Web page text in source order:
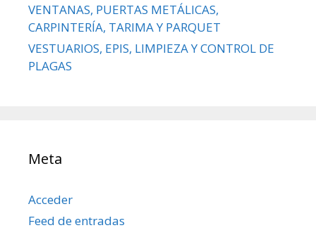
VENTANAS, PUERTAS METÁLICAS,
CARPINTERÍA, TARIMA Y PARQUET
VESTUARIOS, EPIS, LIMPIEZA Y CONTROL DE
PLAGAS
Meta
Acceder
Feed de entradas